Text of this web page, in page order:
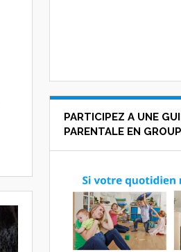
PARTICIPEZ A UNE
PARENTALE EN